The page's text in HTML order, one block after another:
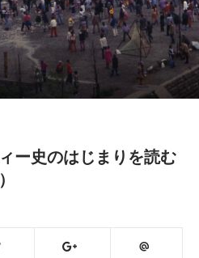
ー史のはじまりを読む